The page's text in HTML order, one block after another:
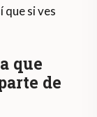
que si ves
que
de